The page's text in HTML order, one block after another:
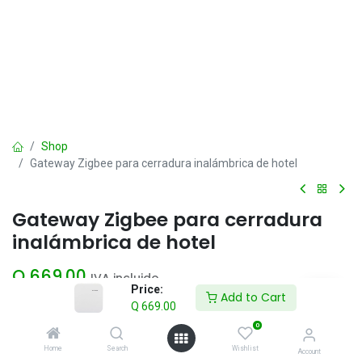
Price:
Q 669.00
Add to Cart
Home Search
0
Wishlist Account
Shop
Gateway Zigbee para cerradura inalámbrica de hotel
Gateway Zigbee para cerradura
inalámbrica de hotel
Q 669.00 IVA incluido
Add to Cart